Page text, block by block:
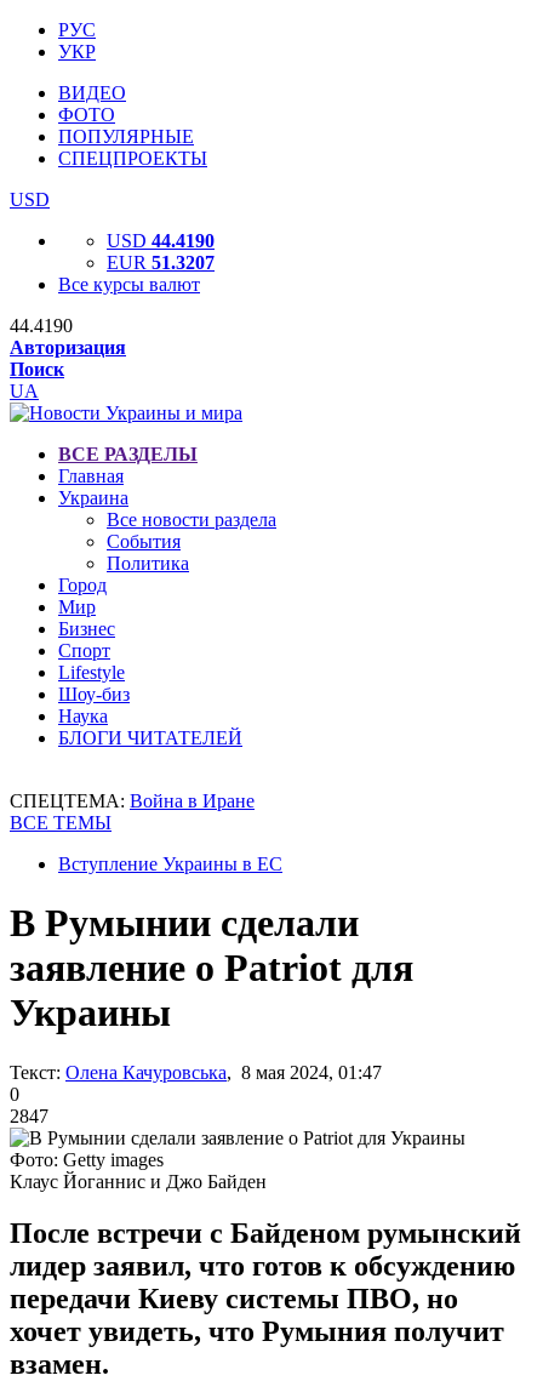
РУС
УКР
ВИДЕО
ФОТО
ПОПУЛЯРНЫЕ
СПЕЦПРОЕКТЫ
USD
USD 44.4190
EUR 51.3207
Все курсы валют
44.4190
Авторизация
Поиск
UA
ВСЕ РАЗДЕЛЫ
Главная
Украина
Все новости раздела
События
Политика
Город
Мир
Бизнес
Спорт
Lifestyle
Шоу-биз
Наука
БЛОГИ ЧИТАТЕЛЕЙ
СПЕЦТЕМА: Война в Иране
ВСЕ ТЕМЫ
Вступление Украины в ЕС
В Румынии сделали
заявление о Patriot для
Украины
Текст: Олена Качуровська, 8 мая 2024, 01:47
0
2847
Фото: Getty images
Клаус Йоганнис и Джо Байден
После встречи с Байденом румынский
лидер заявил, что готов к обсуждению
передачи Киеву системы ПВО, но
хочет увидеть, что Румыния получит
взамен.